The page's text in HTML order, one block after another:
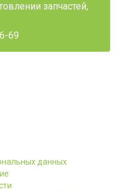
запчастей,
69
данных